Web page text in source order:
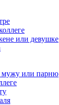
или девушке
или парню